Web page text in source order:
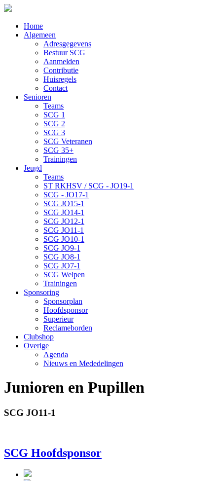
Home
Algemeen
Adresgegevens
Bestuur SCG
Aanmelden
Contributie
Huisregels
Contact
Senioren
Teams
SCG 1
SCG 2
SCG 3
SCG Veteranen
SCG 35+
Trainingen
Jeugd
Teams
ST RKHSV / SCG - JO19-1
SCG - JO17-1
SCG JO15-1
SCG JO14-1
SCG JO12-1
SCG JO11-1
SCG JO10-1
SCG JO9-1
SCG JO8-1
SCG JO7-1
SCG Welpen
Trainingen
Sponsoring
Sponsorplan
Hoofdsponsor
Superieur
Reclameborden
Clubshop
Overige
Agenda
Nieuws en Mededelingen
Junioren en Pupillen
SCG JO11-1
SCG Hoofdsponsor